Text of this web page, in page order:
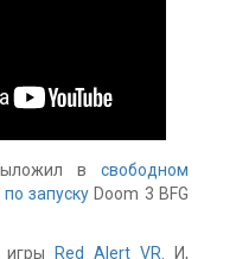
в свободном
по запуску Doom 3 BFG
игры
Red Alert VR . И,